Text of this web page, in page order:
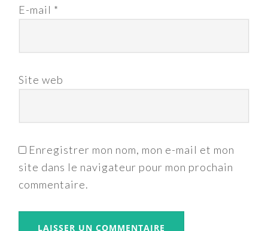
E-mail *
Site web
Enregistrer mon nom, mon e-mail et mon
site dans le navigateur pour mon prochain
commentaire.